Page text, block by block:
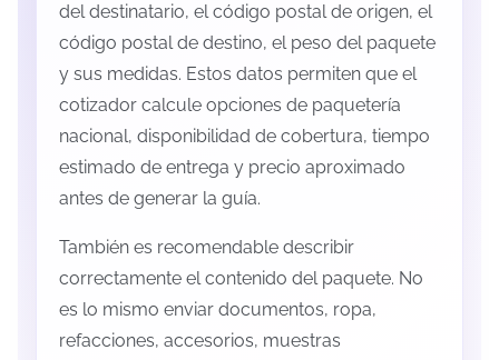
del destinatario, el código postal de origen, el
código postal de destino, el peso del paquete
y sus medidas. Estos datos permiten que el
cotizador calcule opciones de paquetería
nacional, disponibilidad de cobertura, tiempo
estimado de entrega y precio aproximado
antes de generar la guía.
También es recomendable describir
correctamente el contenido del paquete. No
es lo mismo enviar documentos, ropa,
refacciones, accesorios, muestras